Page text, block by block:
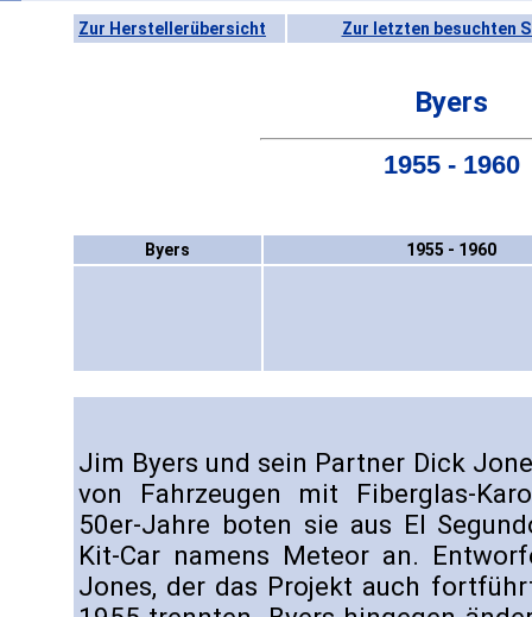
Zur Herstellerübersicht Zur letzten besuchten
Byers
1955 - 1960
Byers 1955 - 1960
Jim Byers und sein Partner Dick
von Fahrzeugen mit Fiberglas-
50er-Jahre boten sie aus El
Kit-Car namens Meteor an.
Jones, der das Projekt auch